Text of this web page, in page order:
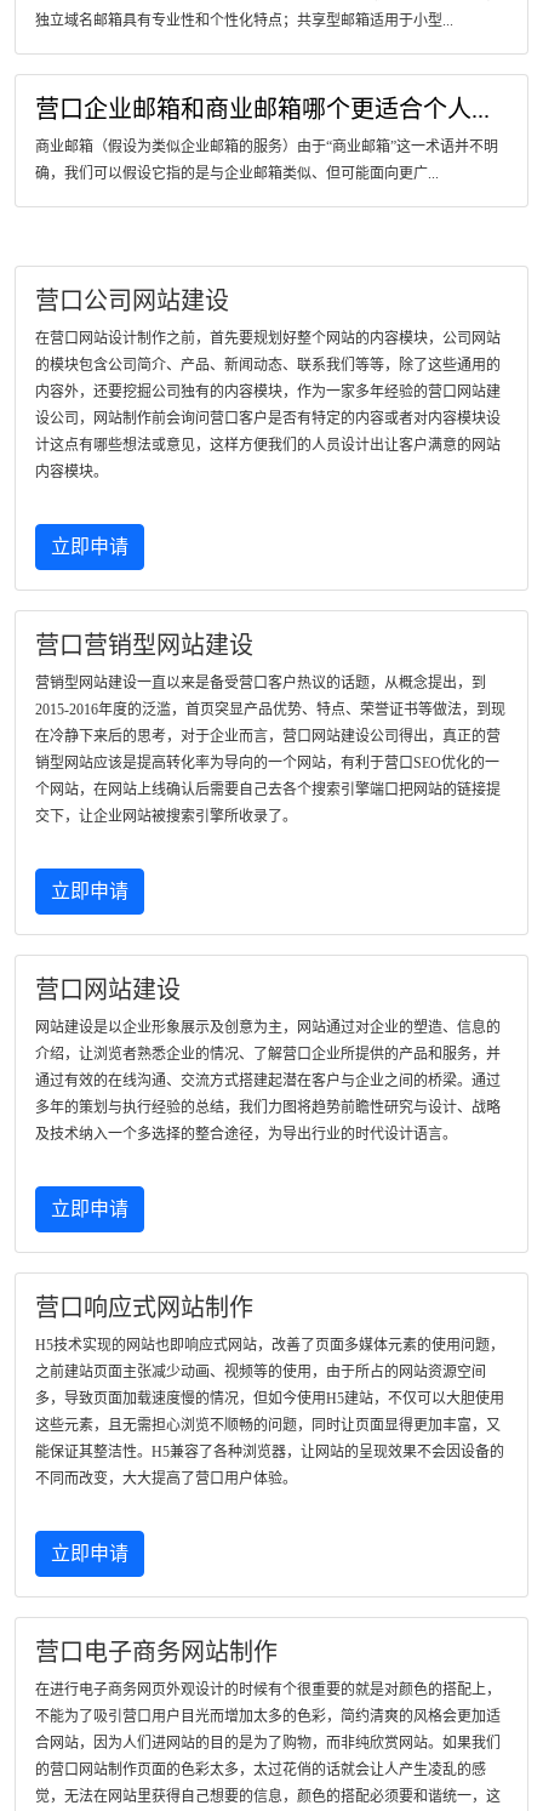
独立域名邮箱具有专业性和个性化特点；共享型邮箱适用于小型...
营口企业邮箱和商业邮箱哪个更适合个人...
商业邮箱（假设为类似企业邮箱的服务）由于“商业邮箱”这一术语并不明
确，我们可以假设它指的是与企业邮箱类似、但可能面向更广...
营口公司网站建设
在营口网站设计制作之前，首先要规划好整个网站的内容模块，公司网站
的模块包含公司简介、产品、新闻动态、联系我们等等，除了这些通用的
内容外，还要挖掘公司独有的内容模块，作为一家多年经验的营口网站建
设公司，网站制作前会询问营口客户是否有特定的内容或者对内容模块设
计这点有哪些想法或意见，这样方便我们的人员设计出让客户满意的网站
内容模块。
立即申请
营口营销型网站建设
营销型网站建设一直以来是备受营口客户热议的话题，从概念提出，到
2015-2016年度的泛滥，首页突显产品优势、特点、荣誉证书等做法，到现
在冷静下来后的思考，对于企业而言，营口网站建设公司得出，真正的营
销型网站应该是提高转化率为导向的一个网站，有利于营口SEO优化的一
个网站，在网站上线确认后需要自己去各个搜索引擎端口把网站的链接提
交下，让企业网站被搜索引擎所收录了。
立即申请
营口网站建设
网站建设是以企业形象展示及创意为主，网站通过对企业的塑造、信息的
介绍，让浏览者熟悉企业的情况、了解营口企业所提供的产品和服务，并
通过有效的在线沟通、交流方式搭建起潜在客户与企业之间的桥梁。通过
多年的策划与执行经验的总结，我们力图将趋势前瞻性研究与设计、战略
及技术纳入一个多选择的整合途径，为导出行业的时代设计语言。
立即申请
营口响应式网站制作
H5技术实现的网站也即响应式网站，改善了页面多媒体元素的使用问题，
之前建站页面主张减少动画、视频等的使用，由于所占的网站资源空间
多，导致页面加载速度慢的情况，但如今使用H5建站，不仅可以大胆使用
这些元素，且无需担心浏览不顺畅的问题，同时让页面显得更加丰富，又
能保证其整洁性。H5兼容了各种浏览器，让网站的呈现效果不会因设备的
不同而改变，大大提高了营口用户体验。
立即申请
营口电子商务网站制作
在进行电子商务网页外观设计的时候有个很重要的就是对颜色的搭配上，
不能为了吸引营口用户目光而增加太多的色彩，简约清爽的风格会更加适
合网站，因为人们进网站的目的是为了购物，而非纯欣赏网站。如果我们
的营口网站制作页面的色彩太多，太过花俏的话就会让人产生凌乱的感
觉，无法在网站里获得自己想要的信息，颜色的搭配必须要和谐统一，这